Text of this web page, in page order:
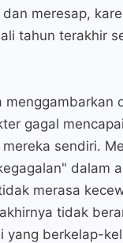
meresap,
tahun terakhir
menggambarkan
gagal
sendiri.
dalam
merasa
tidak
yang berkelap-